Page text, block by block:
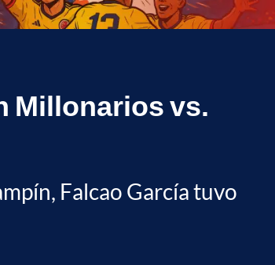
Millonarios vs.
Falcao García tuvo